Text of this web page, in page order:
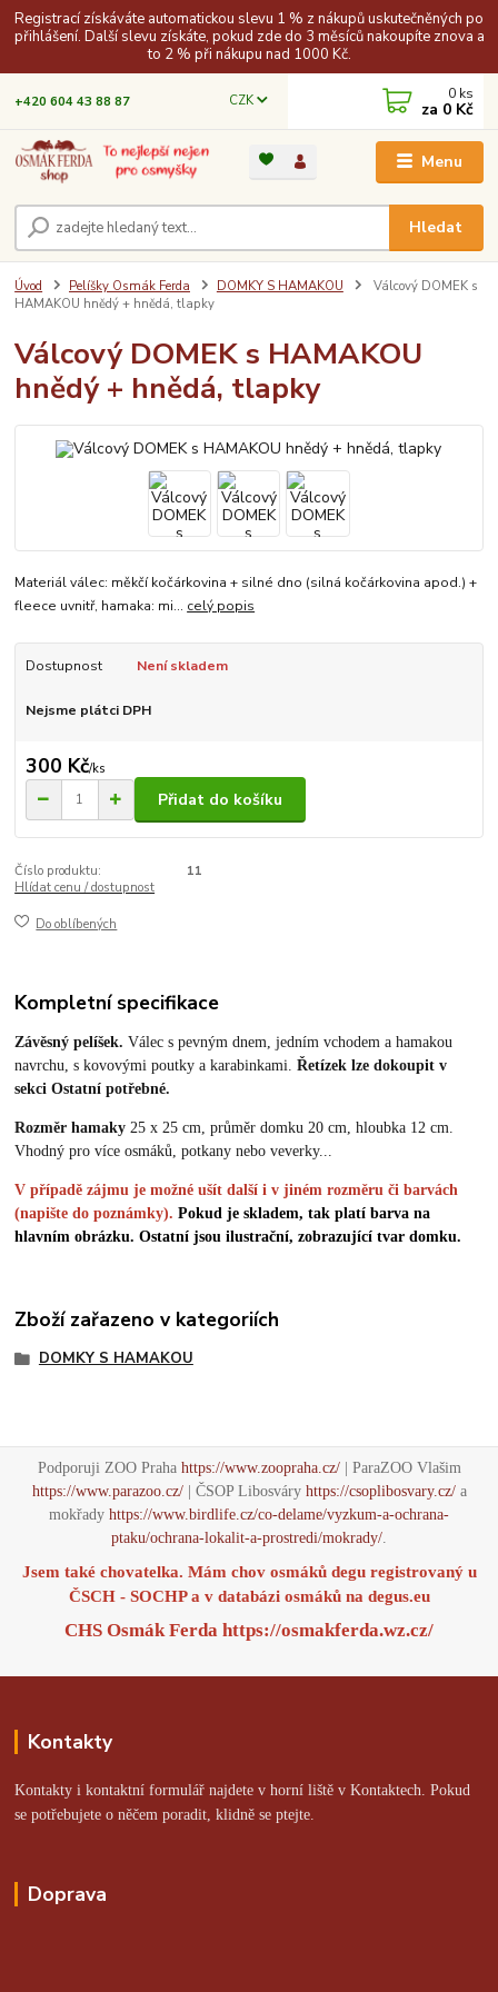
Registrací získáváte automatickou slevu 1 % z nákupů uskutečněných po
přihlášení. Další slevu získáte, pokud zde do 3 měsíců nakoupíte znova a
to 2 % při nákupu nad 1000 Kč.
Menu
CZK
Hledat
+420 604 43 88 87 0 ks
za 0 Kč
Úvod Pelíšky Osmák Ferda DOMKY S HAMAKOU
Válcový DOMEK s
HAMAKOU hnědý + hnědá, tlapky
Válcový DOMEK s HAMAKOU
hnědý + hnědá, tlapky
Materiál válec: měkčí kočárkovina + silné dno (silná kočárkovina apod.) +
fleece uvnitř, hamaka: mi... celý popis
Dostupnost Není skladem
Nejsme plátci DPH
300 Kč/ks
Přidat do košíku
Číslo produktu:
11
Hlídat cenu / dostupnost
Do oblíbených
Kompletní specifikace
Závěsný pelíšek. Válec s pevným dnem, jedním vchodem a hamakou
navrchu, s kovovými poutky a karabinkami.Řetízek lze dokoupit v
sekci Ostatní potřebné.
Rozměr hamaky 25 x 25 cm, průměr domku 20 cm, hloubka 12 cm.
Vhodný pro více osmáků, potkany nebo veverky...
V případě zájmu je možné ušít další i v jiném rozměru či barvách
(napište do poznámky).Pokud je skladem, tak platí barva na
hlavním obrázku. Ostatní jsou ilustrační, zobrazující tvar domku.
Zboží zařazeno v kategoriích
DOMKY S HAMAKOU
Podporuji ZOO Praha https://www.zoopraha.cz/| ParaZOO Vlašim
https://www.parazoo.cz/| ČSOP Libosváry https://csoplibosvary.cz/a
mokřady https://www.birdlife.cz/co-delame/vyzkum-a-ochrana-
ptaku/ochrana-lokalit-a-prostredi/mokrady/.
Jsem také chovatelka. Mám chov osmáků degu registrovaný u
ČSCH - SOCHP a v databázi osmáků na degus.eu
CHS Osmák Ferda https://osmakferda.wz.cz/
Kontakty
Kontakty i kontaktní formulář najdete v horní liště v Kontaktech. Pokud
se potřebujete o něčem poradit, klidně se ptejte.
Doprava